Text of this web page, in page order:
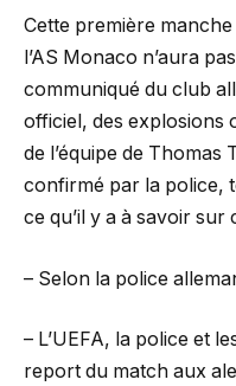
Cette première
l’AS Monaco n’aura
communiqué du club
officiel, des explosions
de l’équipe de Thomas
confirmé par la police,
ce qu’il y a à savoir sur
– Selon la police
– L’UEFA, la police et
report du match aux